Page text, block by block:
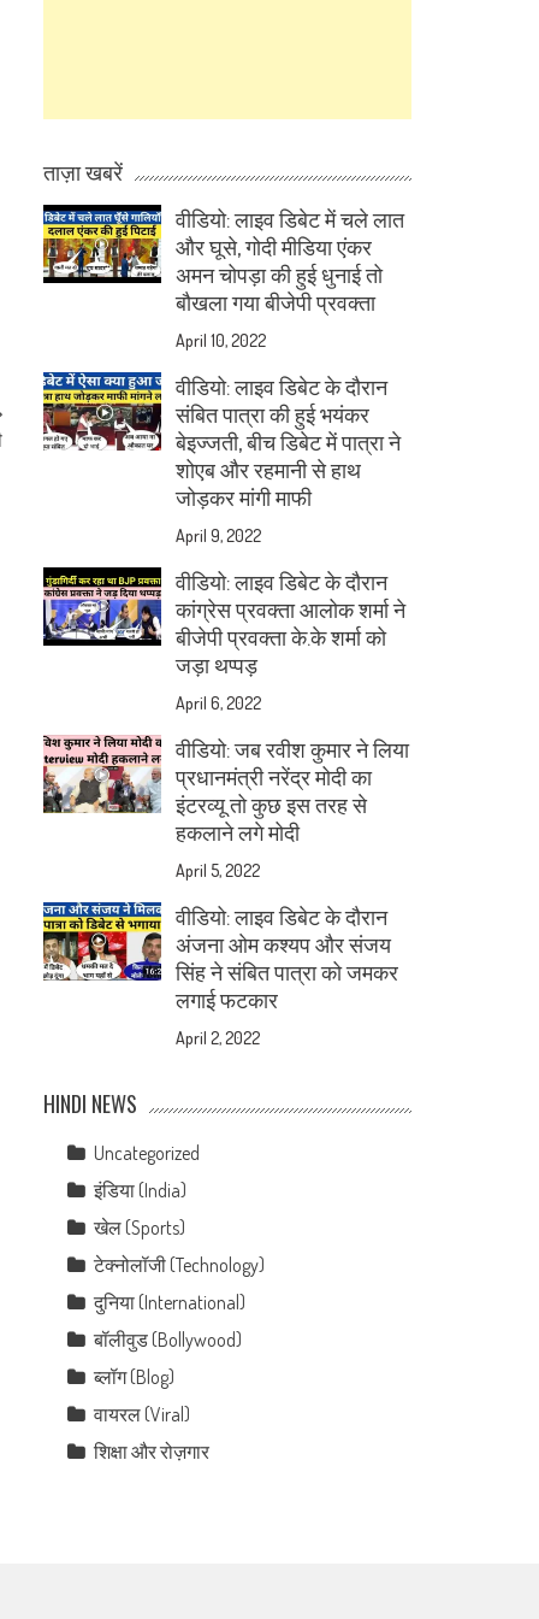
ताज़ा खबरें
वीडियो: लाइव डिबेट में चले लात
और घूसे, गोदी मीडिया एंकर
अमन चोपड़ा की हुई धुनाई तो
बौखला गया बीजेपी प्रवक्ता
April 10, 2022
वीडियो: लाइव डिबेट के दौरान
संबित पात्रा की हुई भयंकर
बेइज्जती, बीच डिबेट में पात्रा ने
शोएब और रहमानी से हाथ
जोड़कर मांगी माफी
April 9, 2022
वीडियो: लाइव डिबेट के दौरान
कांग्रेस प्रवक्ता आलोक शर्मा ने
बीजेपी प्रवक्ता के.के शर्मा को
जड़ा थप्पड़
April 6, 2022
वीडियो: जब रवीश कुमार ने लिया
प्रधानमंत्री नरेंद्र मोदी का
इंटरव्यू तो कुछ इस तरह से
हकलाने लगे मोदी
April 5, 2022
वीडियो: लाइव डिबेट के दौरान
अंजना ओम कश्यप और संजय
सिंह ने संबित पात्रा को जमकर
लगाई फटकार
April 2, 2022
HINDI NEWS
Uncategorized
इंडिया (India)
खेल (Sports)
टेक्नोलॉजी (Technology)
दुनिया (International)
बॉलीवुड (Bollywood)
ब्लॉग (Blog)
वायरल (Viral)
शिक्षा और रोज़गार